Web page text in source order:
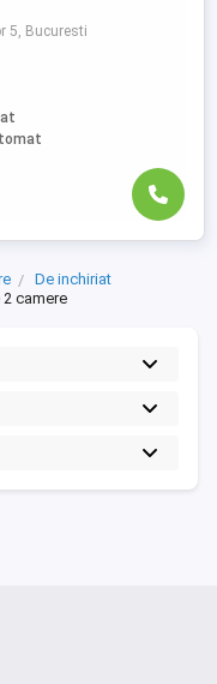
centru și multiple
Preț: 550 €/lună Loc
5, Bucuresti
De inchiriat
camere